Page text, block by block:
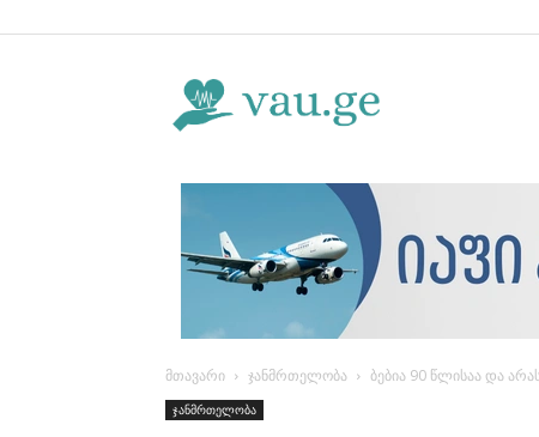
მთავარი ჯანმრთელობა ბებია 90 წლისაა და
ჯანმრთელობა